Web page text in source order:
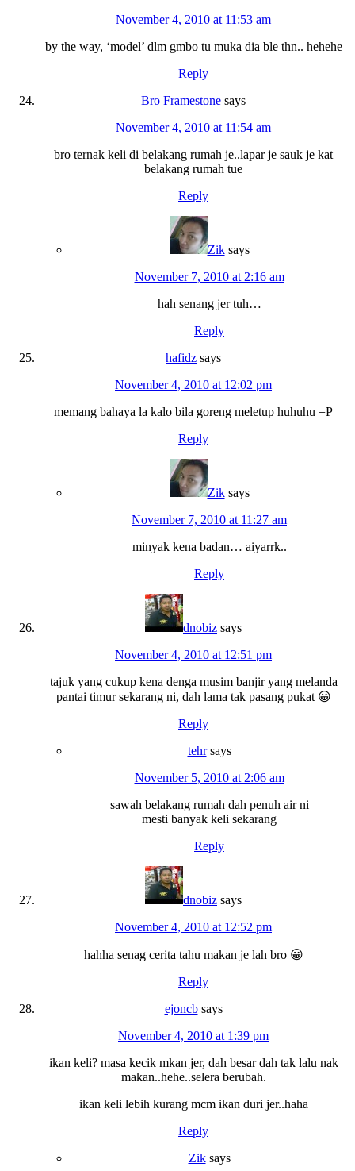
November 4, 2010 at 11:53 am
by the way, ‘model’ dlm gmbo tu muka dia ble thn.. hehehe
Reply
Bro Framestone says
November 4, 2010 at 11:54 am
bro ternak keli di belakang rumah je..lapar je sauk je kat
belakang rumah tue
Reply
Zik says
November 7, 2010 at 2:16 am
hah senang jer tuh…
Reply
hafidz says
November 4, 2010 at 12:02 pm
memang bahaya la kalo bila goreng meletup huhuhu =P
Reply
Zik says
November 7, 2010 at 11:27 am
minyak kena badan… aiyarrk..
Reply
dnobiz says
November 4, 2010 at 12:51 pm
tajuk yang cukup kena denga musim banjir yang melanda
pantai timur sekarang ni, dah lama tak pasang pukat 😀
Reply
tehr says
November 5, 2010 at 2:06 am
sawah belakang rumah dah penuh air ni
mesti banyak keli sekarang
Reply
dnobiz says
November 4, 2010 at 12:52 pm
hahha senag cerita tahu makan je lah bro 😀
Reply
ejoncb says
November 4, 2010 at 1:39 pm
ikan keli? masa kecik mkan jer, dah besar dah tak lalu nak
makan..hehe..selera berubah.
ikan keli lebih kurang mcm ikan duri jer..haha
Reply
Zik says